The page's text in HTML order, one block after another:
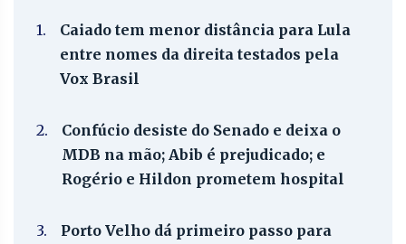
1.
Caiado tem menor distância para Lula
entre nomes da direita testados pela
Vox Brasil
2.
Confúcio desiste do Senado e deixa o
MDB na mão; Abib é prejudicado; e
Rogério e Hildon prometem hospital
3.
Porto Velho dá primeiro passo para